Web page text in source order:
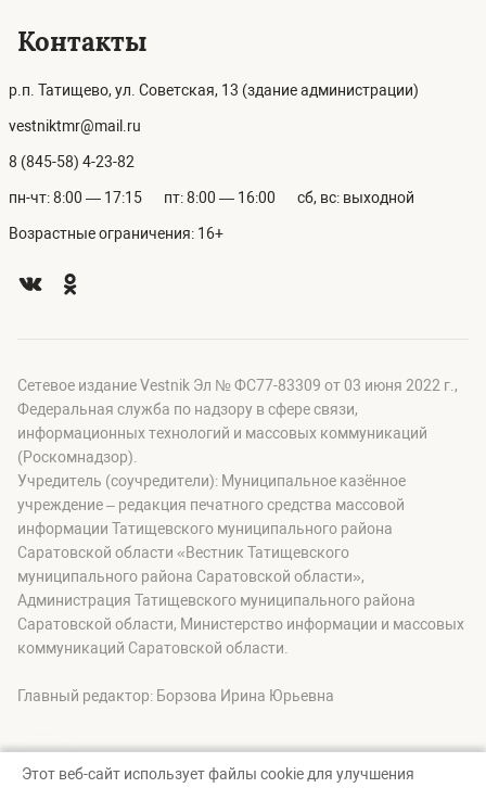
Контакты
р.п. Татищево, ул. Советская, 13 (здание администрации)
vestniktmr@mail.ru
8 (845-58) 4-23-82
пн-чт: 8:00 — 17:15 пт: 8:00 — 16:00 сб, вс: выходной
Возрастные ограничения: 16+
Сетевое издание Vestnik Эл № ФС77-83309 от 03 июня 2022 г.,
Федеральная служба по надзору в сфере связи,
информационных технологий и массовых коммуникаций
(Роскомнадзор).
Учредитель (соучредители): Муниципальное казённое
учреждение – редакция печатного средства массовой
информации Татищевского муниципального района
Саратовской области «Вестник Татищевского
муниципального района Саратовской области»,
Администрация Татищевского муниципального района
Саратовской области, Министерство информации и массовых
коммуникаций Саратовской области.
Главный редактор: Борзова Ирина Юрьевна
Этот веб-сайт использует файлы cookie для улучшения